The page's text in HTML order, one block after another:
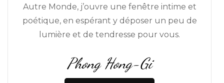
Autre Monde, j’ouvre une fenêtre intime et
poétique, en espérant y déposer un peu de
lumière et de tendresse pour vous.
Phong Hong-Gi